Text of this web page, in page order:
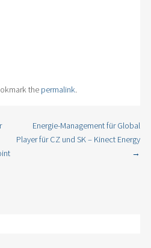
the permalink.
Energie-Management für Global
Player für CZ und SK – Kinect Energy
→